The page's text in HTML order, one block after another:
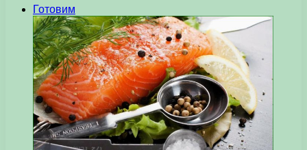
Готовим